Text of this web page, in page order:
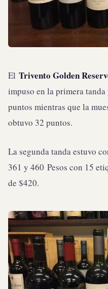
El Trivento Golden
impuso en la primera
puntos mientras que la
obtuvo 32 puntos.
La segunda tanda estuvo
361 y 460 Pesos con 15
de $420.